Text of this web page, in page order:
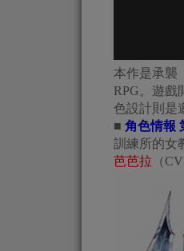
本作是承襲
RPG。遊戲
色設計則是
■ 角色情報
訓練所的女
芭芭拉 （